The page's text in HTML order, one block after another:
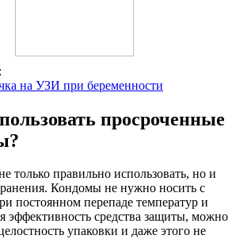
на УЗИ при беременности
просроченные
только правильно использовать, но и
Кондомы не нужно носить с
постоянном перепаде температур и
эффективность средства защиты, можно
упаковки и даже этого не